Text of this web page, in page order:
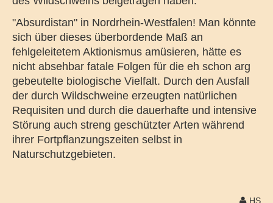
"Absurdistan" in Nordrhein-Westfalen! Man könnte
sich über dieses überbordende Maß an
fehlgeleitetem Aktionismus amüsieren, hätte es
nicht absehbar fatale Folgen für die eh schon arg
gebeutelte biologische Vielfalt. Durch den Ausfall
der durch Wildschweine erzeugten natürlichen
Requisiten und durch die dauerhafte und intensive
Störung auch streng geschützter Arten während
ihrer Fortpflanzungszeiten selbst in
Naturschutzgebieten.
HS